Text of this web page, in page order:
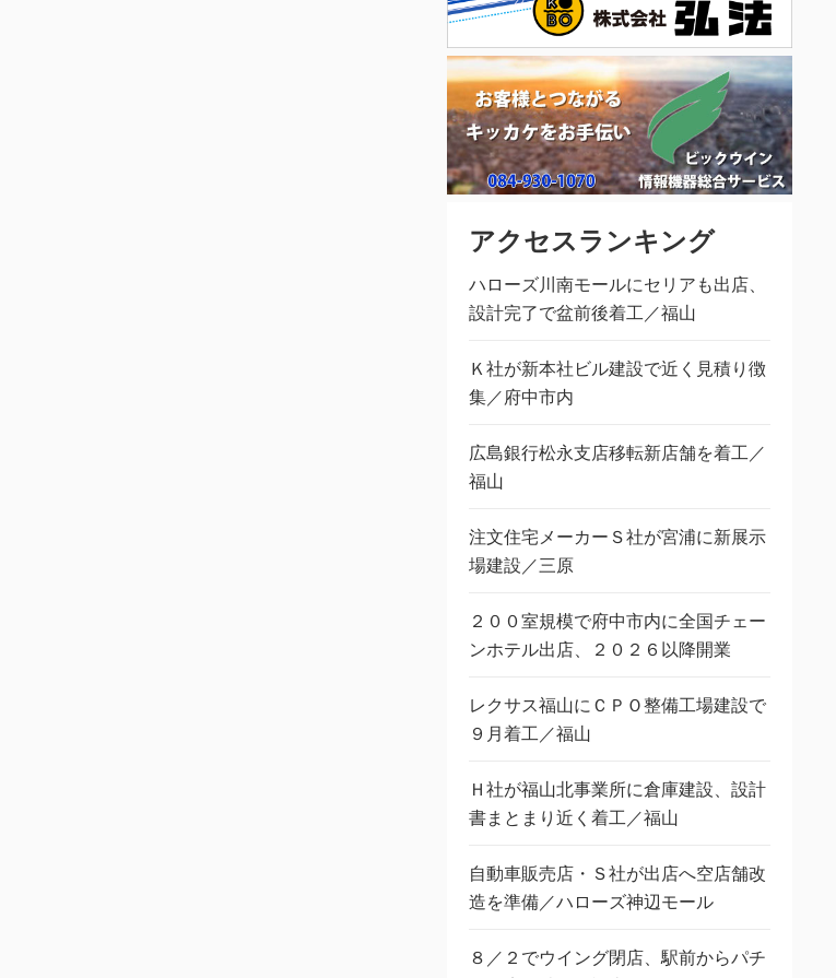
アクセスランキング
ハローズ川南モールにセリアも出店、
設計完了で盆前後着工／福山
Ｋ社が新本社ビル建設で近く見積り徴
集／府中市内
広島銀行松永支店移転新店舗を着工／
福山
注文住宅メーカーＳ社が宮浦に新展示
場建設／三原
２００室規模で府中市内に全国チェー
ンホテル出店、２０２６以降開業
レクサス福山にＣＰＯ整備工場建設で
９月着工／福山
Ｈ社が福山北事業所に倉庫建設、設計
書まとまり近く着工／福山
自動車販売店・Ｓ社が出店へ空店舗改
造を準備／ハローズ神辺モール
８／２でウイング閉店、駅前からパチ